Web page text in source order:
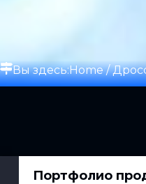
Вы здесь:Home/
Портфолио